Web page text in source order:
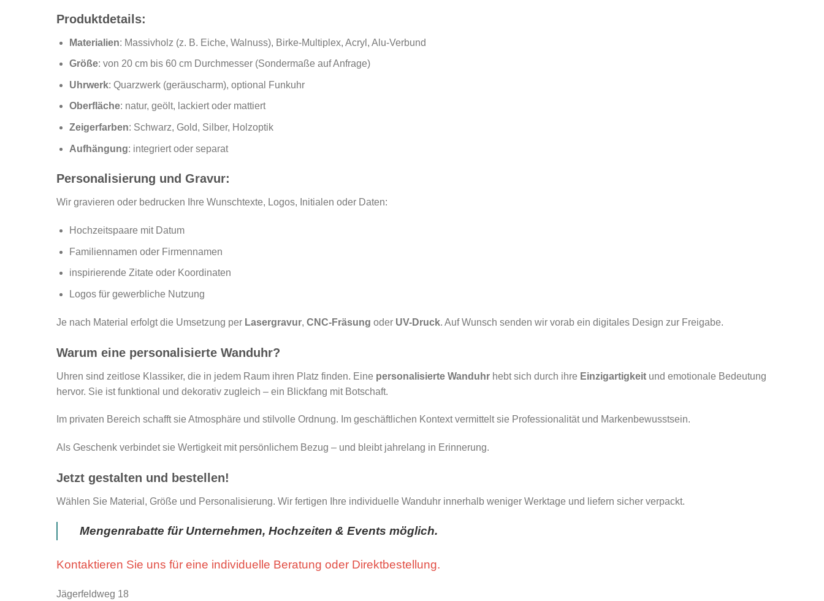
Produktdetails:
Materialien: Massivholz (z. B. Eiche, Walnuss), Birke-Multiplex, Acryl, Alu-Verbund
Größe: von 20 cm bis 60 cm Durchmesser (Sondermaße auf Anfrage)
Uhrwerk: Quarzwerk (geräuscharm), optional Funkuhr
Oberfläche: natur, geölt, lackiert oder mattiert
Zeigerfarben: Schwarz, Gold, Silber, Holzoptik
Aufhängung: integriert oder separat
Personalisierung und Gravur:
Wir gravieren oder bedrucken Ihre Wunschtexte, Logos, Initialen oder Daten:
Hochzeitspaare mit Datum
Familiennamen oder Firmennamen
inspirierende Zitate oder Koordinaten
Logos für gewerbliche Nutzung
Je nach Material erfolgt die Umsetzung per Lasergravur, CNC-Fräsung oder UV-Druck. Auf Wunsch senden wir vorab ein digitales Design zur Freigabe.
Warum eine personalisierte Wanduhr?
Uhren sind zeitlose Klassiker, die in jedem Raum ihren Platz finden. Eine personalisierte Wanduhr hebt sich durch ihre Einzigartigkeit und emotionale Bedeutung
hervor. Sie ist funktional und dekorativ zugleich – ein Blickfang mit Botschaft.
Im privaten Bereich schafft sie Atmosphäre und stilvolle Ordnung. Im geschäftlichen Kontext vermittelt sie Professionalität und Markenbewusstsein.
Als Geschenk verbindet sie Wertigkeit mit persönlichem Bezug – und bleibt jahrelang in Erinnerung.
Jetzt gestalten und bestellen!
Wählen Sie Material, Größe und Personalisierung. Wir fertigen Ihre individuelle Wanduhr innerhalb weniger Werktage und liefern sicher verpackt.
Mengenrabatte für Unternehmen, Hochzeiten & Events möglich.
Kontaktieren Sie uns für eine individuelle Beratung oder Direktbestellung.
Jägerfeldweg 18